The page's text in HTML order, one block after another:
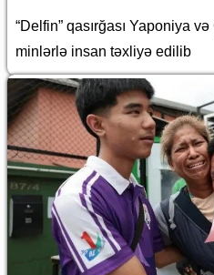
“Delfin” qasırğası Yaponiya
minlərlə insan təxliyə edilib